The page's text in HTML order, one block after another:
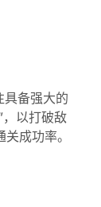
具备强大的
以打破敌
成功率。